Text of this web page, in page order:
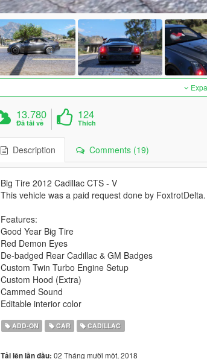
13.780
Đã tải về
124
Thích
Description Comments (19)
Big Tire 2012 Cadillac CTS - V
This vehicle was a paid request done by FoxtrotDelta.
Features:
Good Year Big Tire
Red Demon Eyes
De-badged Rear Cadillac & GM Badges
Custom Twin Turbo Engine Setup
Custom Hood (Extra)
Cammed Sound
Editable interior color
ADD-ON CAR CADILLAC
Tải lên lần đầu: 02 Tháng mười một, 2018